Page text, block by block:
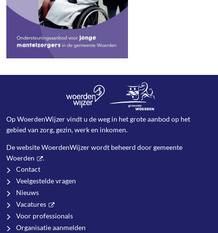
Op WoerdenWijzer vindt u de weg in het grote aanbod op het
gebied van zorg, gezin, werk en inkomen.
De website WoerdenWijzer wordt beheerd doorgemeente
Woerden
.
Contact
Veelgestelde vragen
Nieuws
Vacatures
Voor professionals
Organisatie aanmelden